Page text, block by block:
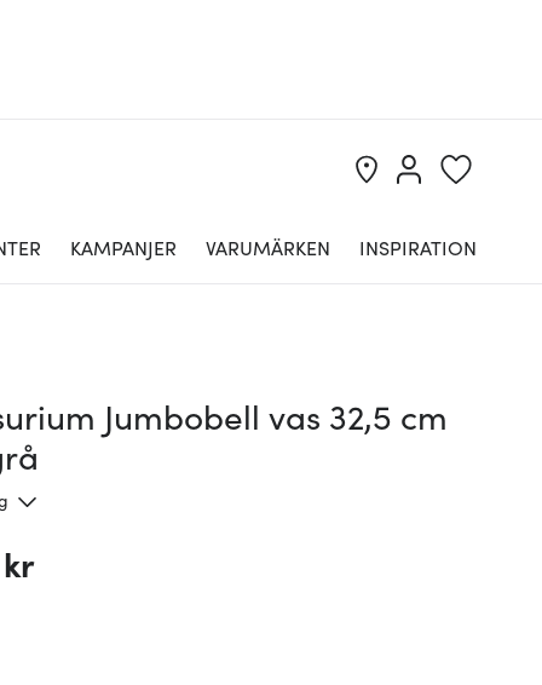
KAMPANJER VARUMÄRKEN INSPIRATION
Jumbobell vas 32,5 cm